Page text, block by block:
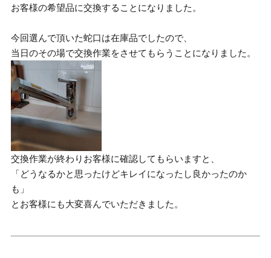
お客様の希望品に交換することになりました。
今回選んで頂いた蛇口は在庫品でしたので、
当日のその場で交換作業をさせてもらうことになりました。
交換作業が終わりお客様に確認してもらいますと、
「どうなるかと思ったけどキレイになったし良かったのか
も」
とお客様にも大変喜んでいただきました。